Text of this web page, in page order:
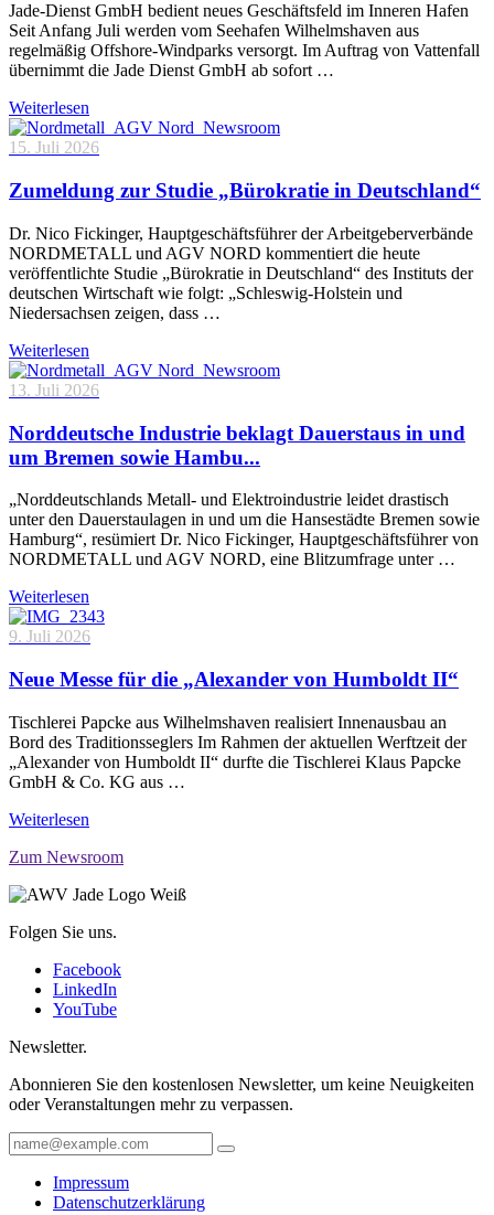
Jade-Dienst GmbH bedient neues Geschäftsfeld im Inneren Hafen
Seit Anfang Juli werden vom Seehafen Wilhelmshaven aus
regelmäßig Offshore-Windparks versorgt. Im Auftrag von Vattenfall
übernimmt die Jade Dienst GmbH ab sofort …
Weiterlesen
15. Juli 2026
Zumeldung zur Studie „Bürokratie in Deutschland“
Dr. Nico Fickinger, Hauptgeschäftsführer der Arbeitgeberverbände
NORDMETALL und AGV NORD kommentiert die heute
veröffentlichte Studie „Bürokratie in Deutschland“ des Instituts der
deutschen Wirtschaft wie folgt: „Schleswig-Holstein und
Niedersachsen zeigen, dass …
Weiterlesen
13. Juli 2026
Norddeutsche Industrie beklagt Dauerstaus in und
um Bremen sowie Hambu...
„Norddeutschlands Metall- und Elektroindustrie leidet drastisch
unter den Dauerstaulagen in und um die Hansestädte Bremen sowie
Hamburg“, resümiert Dr. Nico Fickinger, Hauptgeschäftsführer von
NORDMETALL und AGV NORD, eine Blitzumfrage unter …
Weiterlesen
9. Juli 2026
Neue Messe für die „Alexander von Humboldt II“
Tischlerei Papcke aus Wilhelmshaven realisiert Innenausbau an
Bord des Traditionsseglers Im Rahmen der aktuellen Werftzeit der
„Alexander von Humboldt II“ durfte die Tischlerei Klaus Papcke
GmbH & Co. KG aus …
Weiterlesen
Zum Newsroom
Folgen Sie uns.
Facebook
LinkedIn
YouTube
Newsletter.
Abonnieren Sie den kostenlosen Newsletter, um keine Neuigkeiten
oder Veranstaltungen mehr zu verpassen.
Impressum
Datenschutzerklärung